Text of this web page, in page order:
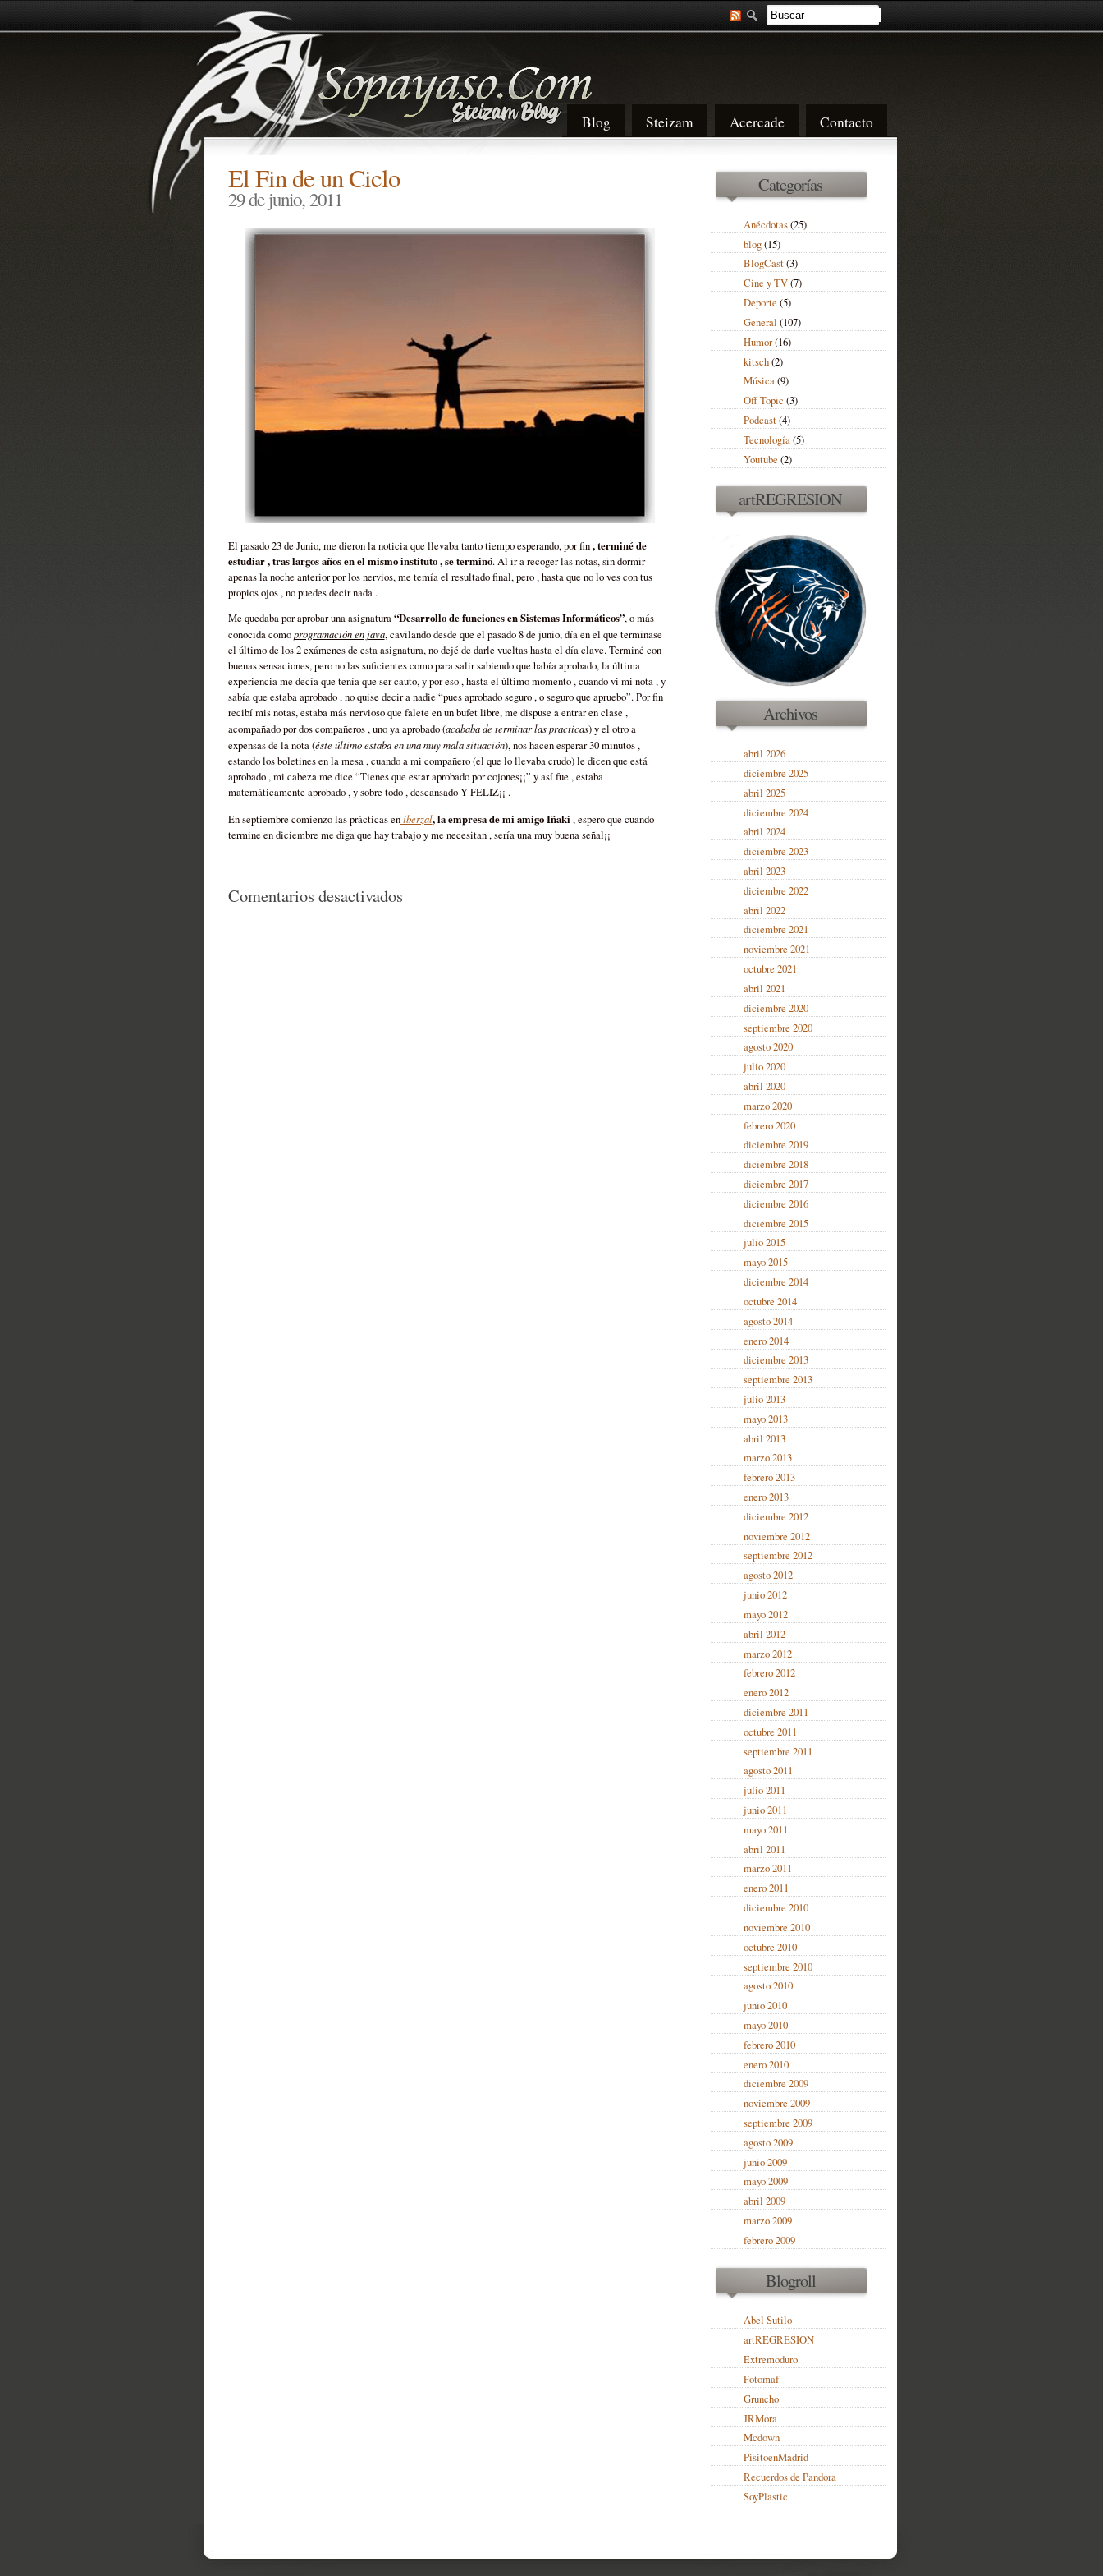
Blog Steizam Acercade Contacto
El Fin de un Ciclo
29 de junio, 2011
El pasado 23 de Junio, me dieron la noticia que llevaba tanto tiempo esperando, por fin, terminé de
estudiar , tras largos años en el mismo instituto , se terminó. Al ir a recoger las notas, sin dormir
apenas la noche anterior por los nervios, me temía el resultado final, pero , hasta que no lo ves con tus
propios ojos , no puedes decir nada .
Me quedaba por aprobar una asignatura“Desarrollo de funciones en Sistemas Informáticos”, o más
conocida comoprogramación en java, cavilando desde que el pasado 8 de junio, día en el que terminase
el último de los 2 exámenes de esta asignatura, no dejé de darle vueltas hasta el día clave. Terminé con
buenas sensaciones, pero no las suficientes como para salir sabiendo que había aprobado, la última
experiencia me decía que tenía que ser cauto, y por eso , hasta el último momento , cuando vi mi nota , y
sabía que estaba aprobado , no quise decir a nadie “pues aprobado seguro , o seguro que apruebo”. Por fin
recibí mis notas, estaba más nervioso que falete en un bufet libre, me dispuse a entrar en clase ,
acompañado por dos compañeros , uno ya aprobado (acababa de terminar las practicas) y el otro a
expensas de la nota (éste último estaba en una muy mala situación), nos hacen esperar 30 minutos ,
estando los boletines en la mesa , cuando a mi compañero (el que lo llevaba crudo) le dicen que está
aprobado , mi cabeza me dice “Tienes que estar aprobado por cojones¡¡” y así fue , estaba
matemáticamente aprobado , y sobre todo , descansado Y FELIZ¡¡ .
En septiembre comienzo las prácticas eniberzal, la empresa de mi amigo Iñaki , espero que cuando
termine en diciembre me diga que hay trabajo y me necesitan , sería una muy buena señal¡¡
Comentarios desactivadosen
Categorías
Anécdotas(25)
blog(15)
BlogCast(3)
Cine y TV(7)
Deporte (5)
General (107)
Humor(16)
kitsch(2)
Música(9)
Off Topic (3)
Podcast(4)
Tecnología(5)
Youtube (2)
artREGRESION
Archivos
abril 2026
diciembre 2025
abril 2025
diciembre 2024
abril 2024
diciembre 2023
abril 2023
diciembre 2022
abril 2022
diciembre 2021
noviembre 2021
octubre 2021
abril 2021
diciembre 2020
septiembre 2020
agosto 2020
julio 2020
abril 2020
marzo 2020
febrero 2020
diciembre 2019
diciembre 2018
diciembre 2017
diciembre 2016
diciembre 2015
julio 2015
mayo 2015
diciembre 2014
octubre 2014
agosto 2014
enero 2014
diciembre 2013
septiembre 2013
julio 2013
mayo 2013
abril 2013
marzo 2013
febrero 2013
enero 2013
diciembre 2012
noviembre 2012
septiembre 2012
agosto 2012
junio 2012
mayo 2012
abril 2012
marzo 2012
febrero 2012
enero 2012
diciembre 2011
octubre 2011
septiembre 2011
agosto 2011
julio 2011
junio 2011
mayo 2011
abril 2011
marzo 2011
enero 2011
diciembre 2010
noviembre 2010
octubre 2010
septiembre 2010
agosto 2010
junio 2010
mayo 2010
febrero 2010
enero 2010
diciembre 2009
noviembre 2009
septiembre 2009
agosto 2009
junio 2009
mayo 2009
abril 2009
marzo 2009
febrero 2009
Blogroll
Abel Sutilo
artREGRESION
Extremoduro
Fotomaf
Gruncho
JRMora
Mcdown
PisitoenMadrid
Recuerdos de Pandora
SoyPlastic